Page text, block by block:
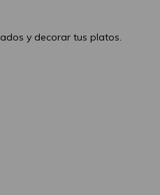
y decorar tus platos.